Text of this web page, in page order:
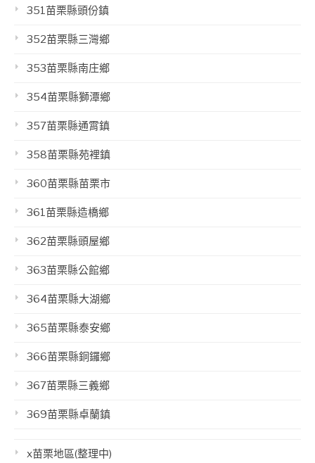
351苗栗縣頭份鎮
352苗栗縣三灣鄉
353苗栗縣南庄鄉
354苗栗縣獅潭鄉
357苗栗縣通霄鎮
358苗栗縣苑裡鎮
360苗栗縣苗栗市
361苗栗縣造橋鄉
362苗栗縣頭屋鄉
363苗栗縣公館鄉
364苗栗縣大湖鄉
365苗栗縣泰安鄉
366苗栗縣銅鑼鄉
367苗栗縣三義鄉
369苗栗縣卓蘭鎮
x苗栗地區(整理中)